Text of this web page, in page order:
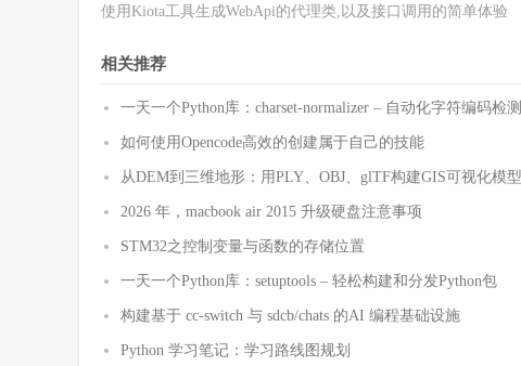
使用Kiota工具生成WebApi的代理类,以及接口调用的简单体验
相关推荐
一天一个Python库：charset-normalizer – 自动化字符编码检
如何使用Opencode高效的创建属于自己的技能
从DEM到三维地形：用PLY、OBJ、glTF构建GIS可视化模型
2026 年，macbook air 2015 升级硬盘注意事项
STM32之控制变量与函数的存储位置
一天一个Python库：setuptools – 轻松构建和分发Python包
构建基于 cc-switch 与 sdcb/chats 的AI 编程基础设施
Python 学习笔记：学习路线图规划